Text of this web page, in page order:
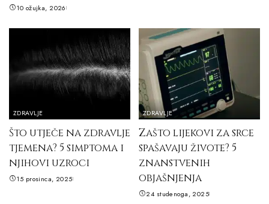
10 ožujka, 2026
ZDRAVLJE
Što utječe na zdravlje
tjemena? 5 simptoma i
njihovi uzroci
15 prosinca, 2025
ZDRAVLJE
Zašto lijekovi za srce
spašavaju živote? 5
znanstvenih
objašnjenja
24 studenoga, 2025